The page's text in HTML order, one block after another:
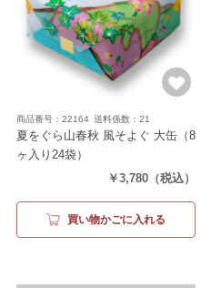
商品番号：22164 送料係数：21
夏をぐら山春秋 風そよぐ 大缶（8
ヶ入り24袋）
￥3,780 （税込）
買い物かごに入れる